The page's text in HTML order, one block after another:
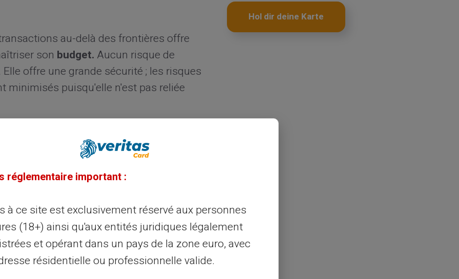
au-delà des frontières offre
son budget. Aucun risque de
offre une grande sécurité ; les risques
minimisés puisqu'elle n'est pas reliée
la Carte Veritas
et ses multiples fonctionnalités
Acceptée partout où le logo Mastercard
achats en ligne et en magasin, ainsi que
facile par espèces, électronique et
carte pour vos paiements
Hol dir deine Karte
réglementaire important :
à ce site est exclusivement réservé aux personnes
(18+) ainsi qu'aux entités juridiques légalement
et opérant dans un pays de la zone euro, avec
résidentielle ou professionnelle valide.